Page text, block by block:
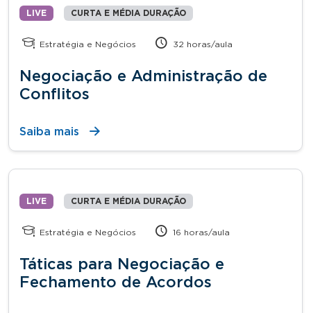
LIVE CURTA E MÉDIA DURAÇÃO
Estratégia e Negócios 32 horas/aula
Negociação e Administração de
Conflitos
Saiba mais
LIVE CURTA E MÉDIA DURAÇÃO
Estratégia e Negócios 16 horas/aula
Táticas para Negociação e
Fechamento de Acordos